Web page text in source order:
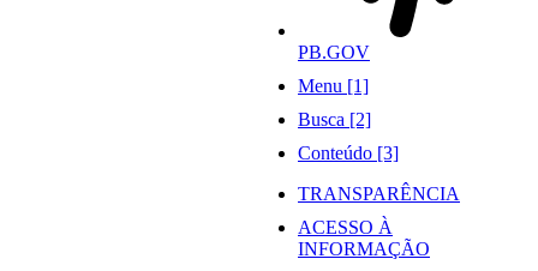
PB.GOV
Menu [1]
Busca [2]
Conteúdo [3]
TRANSPARÊNCIA
ACESSO À
INFORMAÇÃO